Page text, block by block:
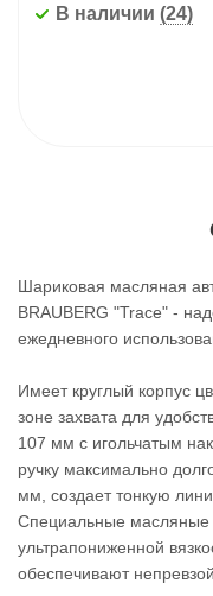
В наличии (24)
Шариковая масляная
BRAUBERG "Trace" -
ежедневного
Имеет круглый корпус
зоне захвата для
107 мм с игольчатым
ручку максимально
мм, создает тонкую
Специальные масляные
ультрапониженной
обеспечивают